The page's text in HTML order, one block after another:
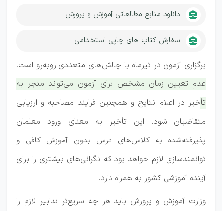
دانلود منابع مطالعاتی آموزش و پرورش
سفارش کتاب های چاپی استخدامی
برگزاری آزمون در تیرماه با چالش‌های متعددی رو‌به‌رو است.
عدم تعیین زمان مشخص برای آزمون می‌تواند منجر به
تأخیر در اعلام نتایج و همچنین فرایند مصاحبه و ارزیابی
متقاضیان شود. این تأخیر به معنای ورود معلمان
پذیرفته‌شده به کلاس‌های درس بدون آموزش کافی و
توانمندسازی لازم خواهد بود که نگرانی‌های بیشتری را برای
آینده آموزشی کشور به همراه دارد.
وزارت آموزش و پرورش باید هر چه سریع‌تر تدابیر لازم را